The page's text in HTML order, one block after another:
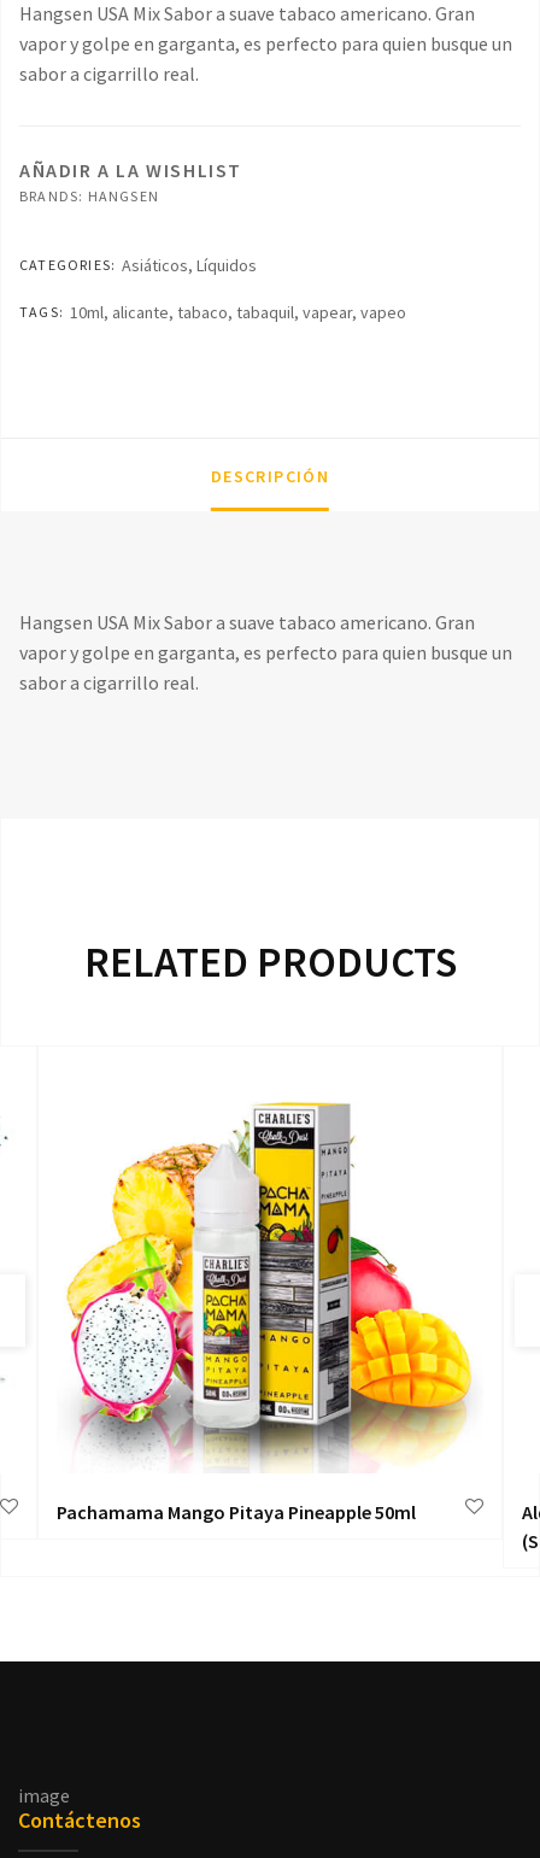
Hangsen USA Mix Sabor a suave tabaco americano. Gran
vapor y golpe en garganta, es perfecto para quien busque un
sabor a cigarrillo real.
AÑADIR A LA WISHLIST
BRANDS: HANGSEN
CATEGORIES: Asiáticos,Líquidos
TAGS: 10ml, alicante, tabaco, tabaquil, vapear, vapeo
DESCRIPCIÓN
Hangsen USA Mix Sabor a suave tabaco americano. Gran
vapor y golpe en garganta, es perfecto para quien busque un
sabor a cigarrillo real.
RELATED PRODUCTS
Pachamama Mango Pitaya Pineapple 50ml
image
Contáctenos